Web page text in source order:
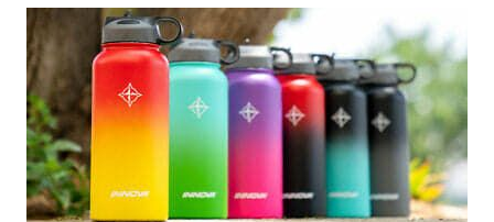
Skip
the
end
of
the
images
gallery